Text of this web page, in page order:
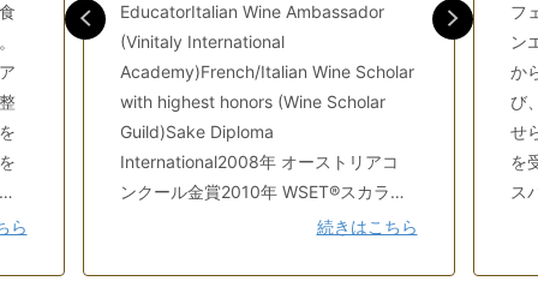
ら
EducatorItalian Wine Ambassador
(Vinitaly International
Academy)French/Italian Wine Scholar
with highest honors (Wine Scholar
Guild)Sake Diploma
International2008年 オーストリアコ
ンクール金賞2010年 WSET®スカラシ
ップ受賞2016年 第10回ワインアドバ
ルドー＆ボルドー・スーペリュール・
続きはこちら
フ
ン
か
び
せ
を
ス
た